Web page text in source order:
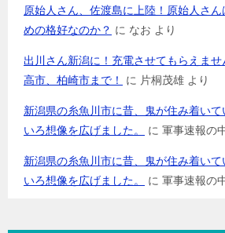
原始人さん、佐渡島に上陸！原始人さ
めの格好なのか？ に なお より
出川さん新潟に！充電させてもらえま
高市、柏崎市まで！
に 片桐茂雄 より
新潟県の糸魚川市に昔、鬼が住み着い
いろ想像を広げました。
に 軍事速報の
新潟県の糸魚川市に昔、鬼が住み着い
いろ想像を広げました。
に 軍事速報の